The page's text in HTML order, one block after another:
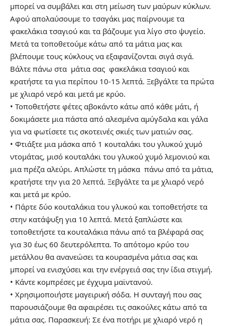
μπορεί να συμβάλει και στη μείωση των μαύρων κύκλων.
Αφού απολαύσουμε το τσαγάκι μας παίρνουμε τα
φακελάκια τσαγιού και τα βάζουμε για λίγο στο ψυγείο.
Μετά τα τοποθετούμε κάτω από τα μάτια μας και
βλέπουμε τους κύκλους να εξαφανίζονται σιγά σιγά.
Βάλτε πάνω στα μάτια σας φακελάκια τσαγιού και
κρατήστε τα για περίπου 10-15 λεπτά. Ξεβγάλτε τα πρώτα
με χλιαρό νερό και μετά με κρύο.
• Τοποθετήστε φέτες αβοκάντο κάτω από κάθε μάτι, ή
δοκιμάσετε μια πάστα από αλεσμένα αμύγδαλα και γάλα
για να φωτίσετε τις σκοτεινές σκιές των ματιών σας.
• Φτιάξτε μια μάσκα από 1 κουταλάκι του γλυκού χυμό
ντομάτας, μισό κουταλάκι του γλυκού χυμό λεμονιού και
μια πρέζα αλεύρι. Απλώστε τη μάσκα πάνω από τα μάτια,
κρατήστε την για 20 λεπτά. Ξεβγάλτε τα με χλιαρό νερό
και μετά με κρύο.
• Πάρτε δύο κουταλάκια του γλυκού και τοποθετήστε τα
στην κατάψυξη για 10 λεπτά. Μετά ξαπλώστε και
τοποθετήστε τα κουταλάκια πάνω από τα βλέφαρά σας
για 30 έως 60 δευτερόλεπτα. Το απότομο κρύο του
μετάλλου θα ανανεώσει τα κουρασμένα μάτια σας και
μπορεί να ενισχύσει και την ενέργειά σας την ίδια στιγμή.
• Κάντε κομπρέσες με έγχυμα μαϊντανού.
• Χρησιμοποιήστε μαγειρική σόδα. Η συνταγή που σας
παρουσιάζουμε θα αφαιρέσει τις σακούλες κάτω από τα
μάτια σας. Παρασκευή: Σε ένα ποτήρι με χλιαρό νερό η